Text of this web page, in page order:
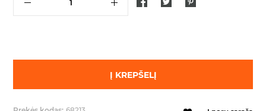
Į KREPŠELĮ